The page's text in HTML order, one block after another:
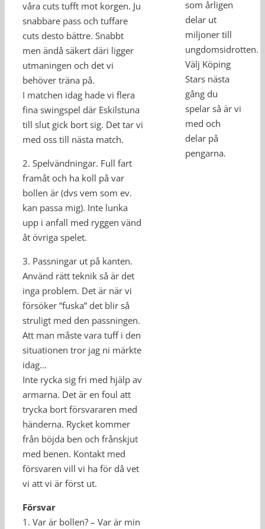
våra cuts tufft mot korgen. Ju
snabbare pass och tuffare
cuts desto bättre. Snabbt
men ändå säkert däri ligger
utmaningen och det vi
behöver träna på.
I matchen idag hade vi flera
fina swingspel där Eskilstuna
till slut gick bort sig. Det tar vi
med oss till nästa match.
2. Spelvändningar. Full fart
framåt och ha koll på var
bollen är (dvs vem som ev.
kan passa mig). Inte lunka
upp i anfall med ryggen vänd
åt övriga spelet.
3. Passningar ut på kanten.
Använd rätt teknik så är det
inga problem. Det är när vi
försöker ”fuska” det blir så
struligt med den passningen.
Att man måste vara tuff i den
situationen tror jag ni märkte
idag…
Inte rycka sig fri med hjälp av
armarna. Det är en foul att
trycka bort försvararen med
händerna. Rycket kommer
från böjda ben och frånskjut
med benen. Kontakt med
försvaren vill vi ha för då vet
vi att vi är först ut.
Försvar
1. Var är bollen? – Var är min
som årligen
delar ut
miljoner till
ungdomsidrotten.
Välj Köping
Stars nästa
gång du
spelar så är vi
med och
delar på
pengarna.